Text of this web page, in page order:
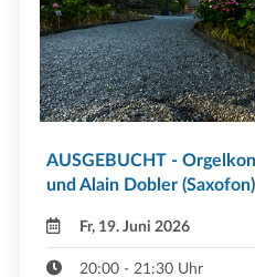
AUSGEBUCHT -
und Alain Dobler (Saxofon)
Fr, 19. Juni 2026
20:00 - 21:30 Uhr